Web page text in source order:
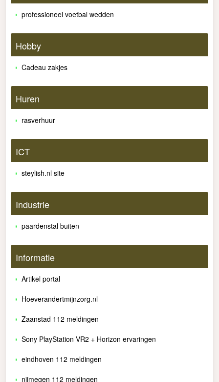
professioneel voetbal wedden
Hobby
Cadeau zakjes
Huren
rasverhuur
ICT
steylish.nl site
Industrie
paardenstal buiten
Informatie
Artikel portal
Hoeverandertmijnzorg.nl
Zaanstad 112 meldingen
Sony PlayStation VR2 + Horizon ervaringen
eindhoven 112 meldingen
nijmegen 112 meldingen